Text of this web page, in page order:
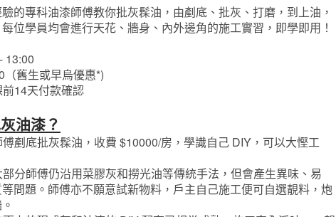
的專科油漆師傅教你批灰髹油，由剷底、批灰、 打磨，到上油，
位學員均會進行天花、牆身、 內外邊角的施工實習，即學即用！
13:00
舊生或早烏優惠*)
14天付款確認
油漆？
剷底批灰髹油，收費 $10000/房，學識自己 DIY，可以大慳工
分師傅仍沿用菜膠灰和撈光油等傳統手法， 但會產生異味、易
問題。 師傅亦不願意試新物料，戶主自己施工便可自選靚料， 炮